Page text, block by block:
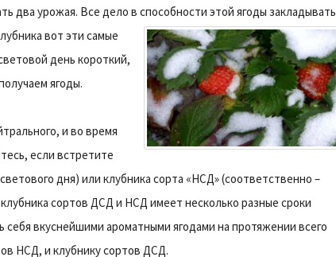
два урожая. Все дело в способности этой ягоды закладывать
вот эти самые
день короткий,
ягоды.
и во время
если встретите
дня) или клубника сорта «НСД» (соответственно –
сортов ДСД и НСД имеет несколько разные сроки
вкуснейшими ароматными ягодами на протяжении всего
НСД, и клубнику сортов ДСД.